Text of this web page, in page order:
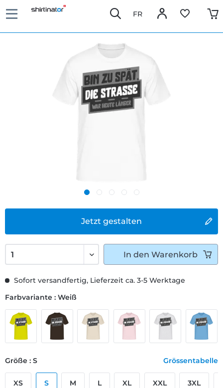
FR
Jetzt gestalten
Sofort versandfertig, Lieferzeit ca. 3-5 Werktage
Farbvariante : Weiß
Größe : S Grössentabelle
XS S M L XL XXL 3XL
In den Warenkorb